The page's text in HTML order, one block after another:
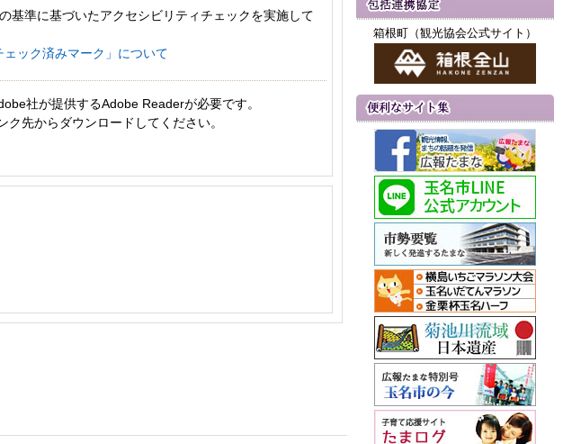
基準に基づいたアクセシビリティチェックを実施して
ェック済みマーク」について
社が提供するAdobe Readerが必要です。
先からダウンロードしてください。
箱根町（観光協会公式サイト）